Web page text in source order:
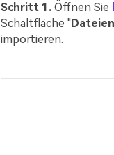
Schritt 1. Öffnen Sie
Schaltfläche "
importieren.